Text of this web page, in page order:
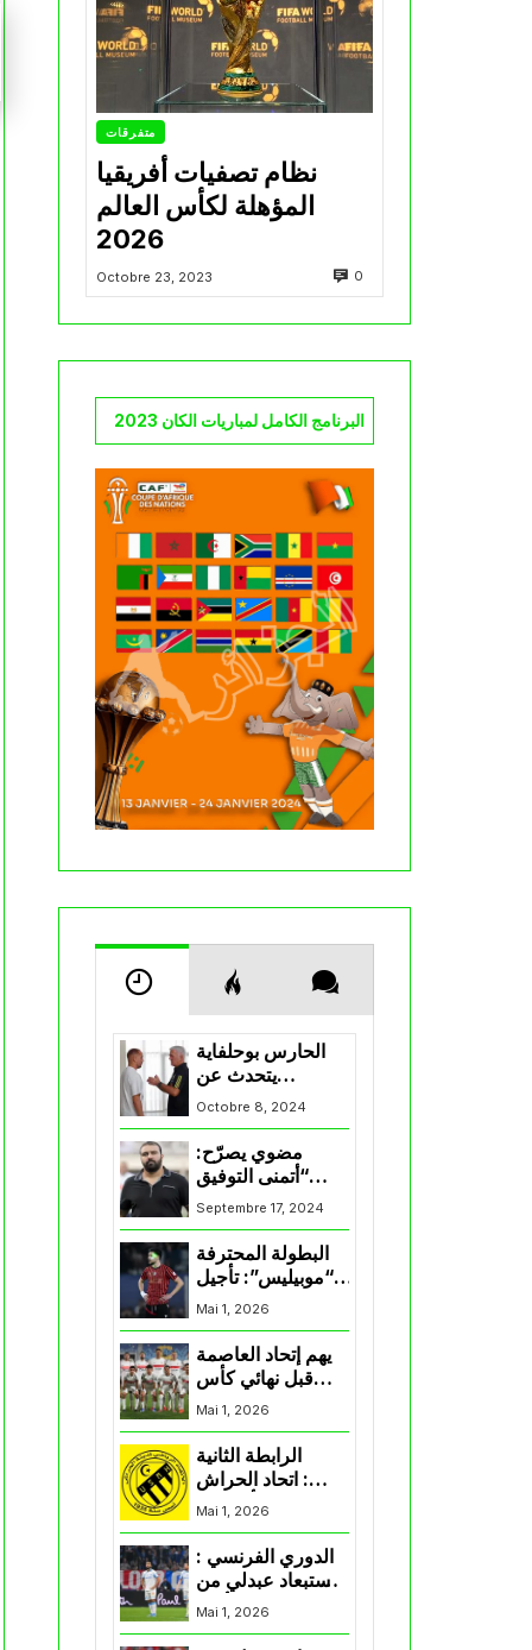
متفرقات
نظام تصفيات أفريقيا
المؤهلة لكأس العالم
2026
Octobre 23, 2023 0
البرنامج الكامل لمباريات الكان 2023
الحارس بوحلفاية
يتحدث عن
طموحاته مع
المنتخب و شباب
قسنطينة
Octobre 8, 2024
مضوي يصرّح:
“أتمنى التوفيق
لممثلي الكرة
الجزائرية في
Septembre 17, 2024
البطولة المحترفة
“موبيليس”: تأجيل
مباراة إتحاد
العاصمة وأتلتيك
بارادو
Mai 1, 2026
يهم إتحاد العاصمة
قبل نهائي كأس
اكاف : الزمالك
يسقط بثلاثية أمام
Mai 1, 2026
الرابطة الثانية
: اتحاد الحراش
يحسم التأهل إلى
“البلاي أوف”
Mai 1, 2026
الدوري الفرنسي :
استبعاد عبدلي من
قائمة مرسيليا أمام
Mai 1, 2026